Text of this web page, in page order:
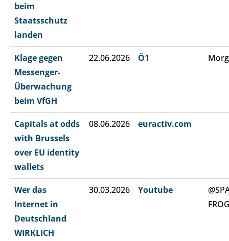
beim
Staatsschutz
landen
Klage gegen
Messenger-
Überwachung
beim VfGH
22.06.2026 Ö1
Capitals at odds
with Brussels
over EU identity
wallets
08.06.2026 euractiv.com
Wer das
Internet in
Deutschland
WIRKLICH
30.03.2026 Youtube